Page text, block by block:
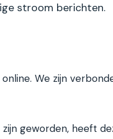
stroom berichten.
We zijn
geworden, heeft